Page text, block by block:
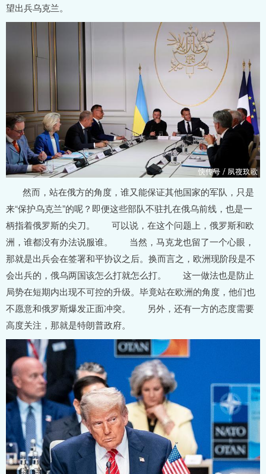
望出兵乌克兰。
然而，站在俄方的角度，谁又能保证其他国家的军队，只是
来“保护乌克兰”的呢？即便这些部队不驻扎在俄乌前线，也是一
柄指着俄罗斯的尖刀。 可以说，在这个问题上，俄罗斯和欧
洲，谁都没有办法说服谁。 当然，马克龙也留了一个心眼，
那就是出兵会在签署和平协议之后。换而言之，欧洲现阶段是不
会出兵的，俄乌两国该怎么打就怎么打。 这一做法也是防止
局势在短期内出现不可控的升级。毕竟站在欧洲的角度，他们也
不愿意和俄罗斯爆发正面冲突。 另外，还有一方的态度需要
高度关注，那就是特朗普政府。